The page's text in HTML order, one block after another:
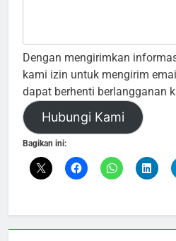
Dengan mengirimkan
kami izin untuk mengirim
dapat berhenti berlangganan
Hubungi Kami
Bagikan ini: